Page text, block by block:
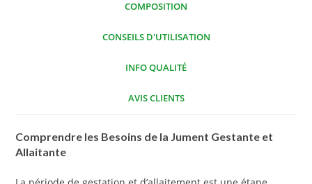
COMPOSITION
CONSEILS D'UTILISATION
INFO QUALITÉ
AVIS CLIENTS
Comprendre les Besoins de la Jument Gestante et
Allaitante